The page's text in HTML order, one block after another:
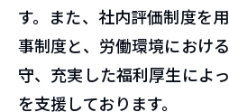
す。また、社内評価制度を
事制度と、労働環境におけ
守、充実した福利厚生によ
を支援しております。